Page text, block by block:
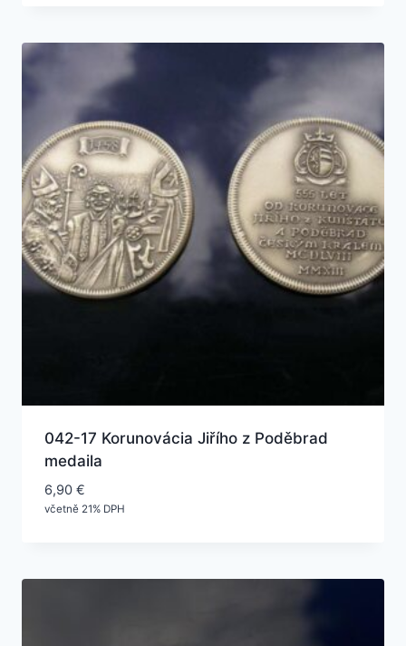
042-17 Korunovácia Jiřího z Poděbrad
medaila
6,90 €
včetně 21% DPH